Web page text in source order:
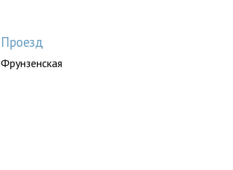
Проезд
Фрунзенская